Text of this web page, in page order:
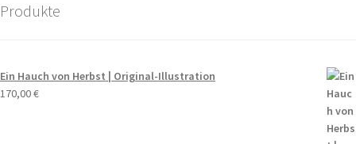
Produkte
Ein Hauch von Herbst | Original-Illustration
170,00€